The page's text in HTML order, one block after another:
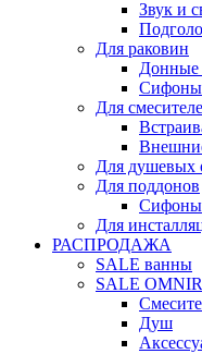
Звук и
Для раковин
Донные
Сифоны
Для
Для душевых
Для поддонов
Сифоны
Для
РАСПРОДАЖА
SALE ванны
SALE
Душ